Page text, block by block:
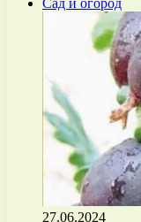
Сад и огород
27.06.2024